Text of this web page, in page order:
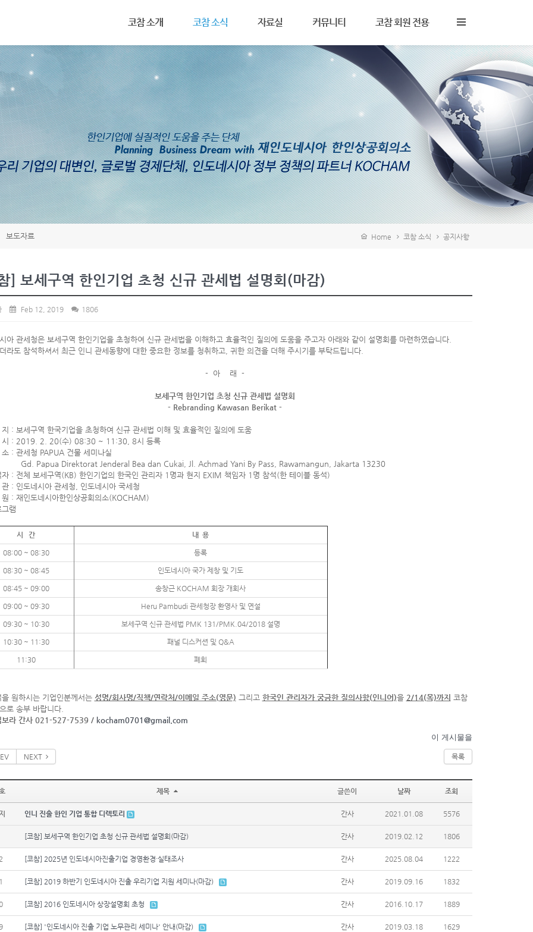
코참 소개
설립목적
회장 인사말
조직도
코참 회원 가입
연혁
회칙
코참 소식
공지사항
연례행사
코참 활동 사진
보도자료
자료실
인사 및 노무
관세
세무
투자 및 무역
기타
커뮤니티
자주 묻는 질문
Q&A
주요 사이트
구인구직
코참 회원 전용
KOCHAM Now
KOCHAM Bulletin
세미나 자료
IBC Report
보도자료 Home 코참 소식 공지사항
] 보세구역 한인기업 초청 신규 관세법 설명회(마감)
Feb 12, 2019 1806
아 관세청은 보세구역 한인기업을 초청하여 신규 관세법을 이해하고 효율적인 질의에 도움을 주고자 아래와 같이 설명회를 마련하였습니다.
라도 참석하셔서 최근 인니 관세동향에 대한 중요한 정보를 청취하고, 귀한 의견을 더해 주시기를 부탁드립니다.
- 아 래 -
보세구역 한인기업 초청 신규 관세법 설명회
- Rebranding Kawasan Berikat -
: 보세구역 한국기업을 초청하여 신규 관세법 이해 및 효율적인 질의에 도움
: 2019. 2. 20(수) 08:30 ~ 11:30, 8시 등록
: 관세청 PAPUA 건물 세미나실
Direktorat Jenderal Bea dan Cukai, Jl. Achmad Yani By Pass, Rawamangun, Jakarta 13230
: 전체 보세구역(KB) 한인기업의 한국인 관리자 1명과 현지 EXIM 책임자 1명 참석(한 테이블 동석)
: 인도네시아 관세청, 인도네시아 국세청
: 재인도네시아한인상공회의소(KOCHAM)
램
시 간 내 용
08:00 ~ 08:30 등록
08:30 ~ 08:45 인도네시아 국가 제창 및 기도
08:45 ~ 09:00 송창근 KOCHAM 회장 개회사
09:00 ~ 09:30 Heru Pambudi 관세청장 환영사 및 연설
09:30 ~ 10:30 보세구역 신규 관세법 PMK 131/PMK.04/2018 설명
10:30 ~ 11:30 패널 디스커션 및 Q&A
11:30 폐회
원하시는 기업인분께서는 성명/회사명/직책/연락처/이메일 주소(영문) 그리고 한국인 관리자가 궁금한 질의사항(인니어)을 2/14(목)까지 코참
로 송부 바랍니다.
보라 간사 021-527-7539 / kocham0701@gmail.com
이 게시물을
NEXT 목록
제목 글쓴이 날짜 조회
인니 진출 한인 기업 통합 디렉토리 간사 2021.01.08 5576
[코참] 보세구역 한인기업 초청 신규 관세법 설명회(마감) 간사 2019.02.12 1806
[코참] 2025년 인도네시아진출기업 경영환경·실태조사 간사 2025.08.04 1222
[코참] 2019 하반기 인도네시아 진출 우리기업 지원 세미나(마감) 간사 2019.09.16 1832
[코참] 2016 인도네시아 상장설명회 초청 간사 2016.10.17 1889
[코참] '인도네시아 진출 기업 노무관리 세미나' 안내(마감) 간사 2019.03.18 1629